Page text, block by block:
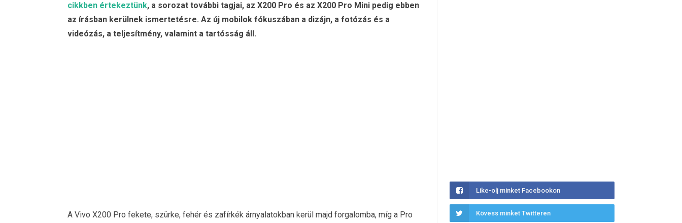
cikkben értekeztünk, a sorozat további tagjai, az X200 Pro és az X200 Pro Mini pedig ebben
az írásban kerülnek ismertetésre. Az új mobilok fókuszában a dizájn, a fotózás és a
videózás, a teljesítmény, valamint a tartósság áll.
A Vivo X200 Pro fekete, szürke, fehér és zafírkék árnyalatokban kerül majd forgalomba, míg a Pro
Like-olj minket Facebookon
Kövess minket Twitteren